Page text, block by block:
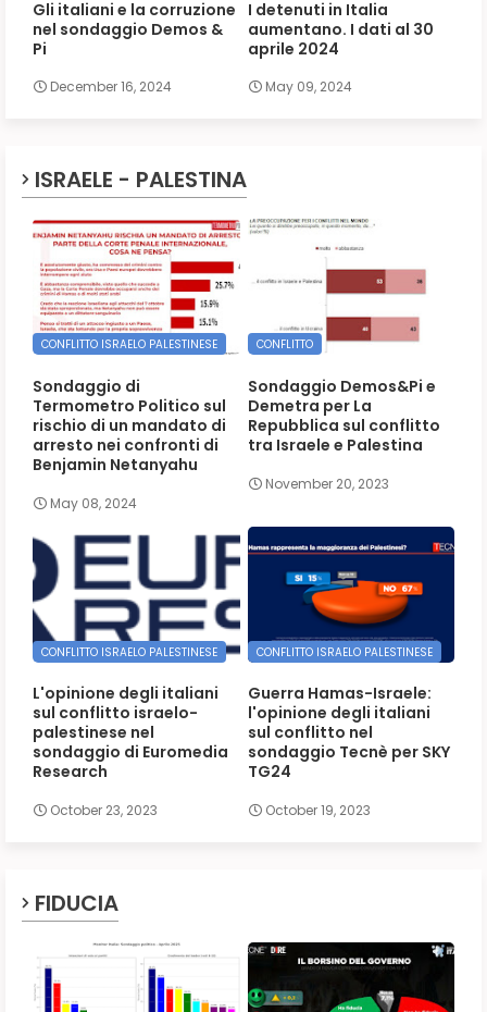
Gli italiani e la corruzione
nel sondaggio Demos &
Pi
December 16, 2024
I detenuti in Italia
aumentano. I dati al 30
aprile 2024
May 09, 2024
ISRAELE - PALESTINA
CONFLITTO ISRAELO PALESTINESE
Sondaggio di
Termometro Politico sul
rischio di un mandato di
arresto nei confronti di
Benjamin Netanyahu
May 08, 2024
CONFLITTO
Sondaggio Demos&Pi e
Demetra per La
Repubblica sul conflitto
tra Israele e Palestina
November 20, 2023
CONFLITTO ISRAELO PALESTINESE
L'opinione degli italiani
sul conflitto israelo-
palestinese nel
sondaggio di Euromedia
Research
October 23, 2023
CONFLITTO ISRAELO PALESTINESE
Guerra Hamas-Israele:
l'opinione degli italiani
sul conflitto nel
sondaggio Tecnè per SKY
TG24
October 19, 2023
FIDUCIA